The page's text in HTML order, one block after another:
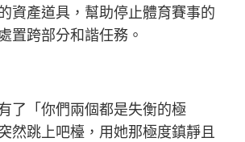
資產道具，幫助停止體育賽事的
置跨部分和諧任務。
「你們兩個都是失衡的極
然跳上吧檯，用她那極度鎮靜且